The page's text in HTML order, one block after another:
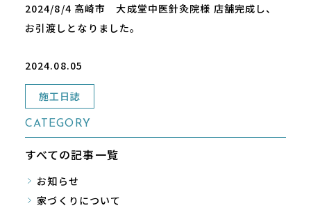
2024/8/4 高崎市 大成堂中医針灸院様 店舗完成し、
お引渡しとなりました。
2024.08.05
施工日誌
CATEGORY
すべての記事一覧
お知らせ
家づくりについて